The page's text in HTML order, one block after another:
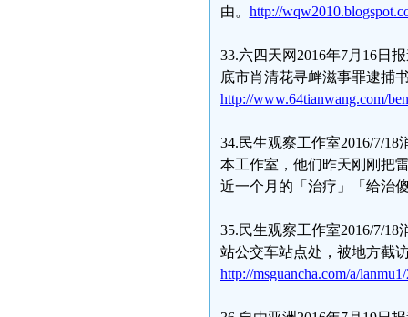
由。 http://
33.六四天网2016年7月16日
底市肖清花寻衅滋事罪逮捕
http://www.64tianwang.com/
34.民生观察工作室2016/7/
本工作室，他们昨天刚刚把
近一个月的「治疗」「给治
35.民生观察工作室2016/7/
站公交车站点处，被地方截
http://msguancha.com/a/